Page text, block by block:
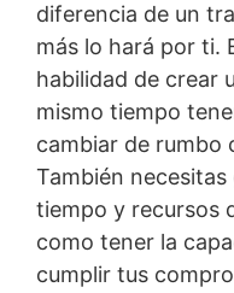
diferencia de un
más lo hará por ti.
habilidad de crear
mismo tiempo
cambiar de rumbo
También
tiempo y recursos
como tener la
cumplir tus